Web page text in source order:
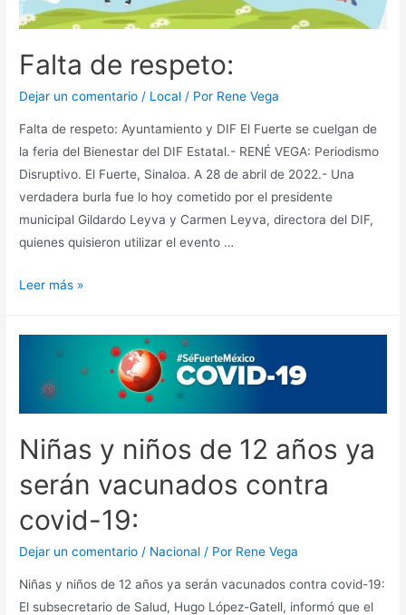
Falta de respeto:
Dejar un comentario / Local / Por Rene Vega
Falta de respeto: Ayuntamiento y DIF El Fuerte se cuelgan de
la feria del Bienestar del DIF Estatal.- RENÉ VEGA: Periodismo
Disruptivo. El Fuerte, Sinaloa. A 28 de abril de 2022.- Una
verdadera burla fue lo hoy cometido por el presidente
municipal Gildardo Leyva y Carmen Leyva, directora del DIF,
quienes quisieron utilizar el evento …
Leer más »
Niñas y niños de 12 años ya
serán vacunados contra
covid-19:
Dejar un comentario / Nacional / Por Rene Vega
Niñas y niños de 12 años ya serán vacunados contra covid-19:
El subsecretario de Salud, Hugo López-Gatell, informó que el